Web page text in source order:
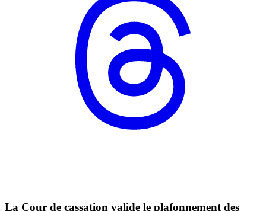
La Cour de cassation valide le plafonnement des